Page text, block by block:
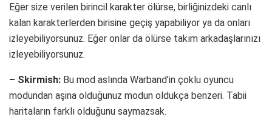
Eğer size verilen birincil karakter ölürse, birliğinizdeki canlı
kalan karakterlerden birisine geçiş yapabiliyor ya da onları
izleyebiliyorsunuz. Eğer onlar da ölürse takım arkadaşlarınızı
izleyebiliyorsunuz.
– Skirmish: Bu mod aslında Warband’in çoklu oyuncu
modundan aşina olduğunuz modun oldukça benzeri. Tabii
haritaların farklı olduğunu saymazsak.